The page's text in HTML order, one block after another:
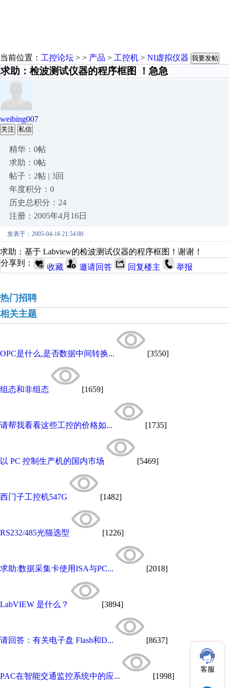
当前位置： 工控论坛 > > 产品 > 工控机 > NI虚拟仪器 我要发帖
求助：检波测试仪器的程序框图 ！急急
weibing007
关注 私信
精华：0帖
求助：0帖
帖子：2帖 | 3回
年度积分：0
历史总积分：24
注册：2005年4月16日
发表于：2005-04-16 21:54:00
求助：基于 Labview的检波测试仪器的程序框图！谢谢！
分享到：
收藏 邀请回答 回复楼主 举报
热门招聘
相关主题
OPC是什么,是否数据中间转换... [3550]
组态和非组态 [1659]
请帮我看看这些工控的价格如... [1735]
以 PC 控制生产机的国内市场 [5469]
西门子工控机547G [1482]
RS232/485光猫选型 [1226]
求助:数据采集卡使用ISA与PC... [2018]
LabVIEW 是什么？ [3894]
请回答：有关电子盘 Flash和D... [8637]
PAC在智能交通监控系统中的应... [1998]
客服